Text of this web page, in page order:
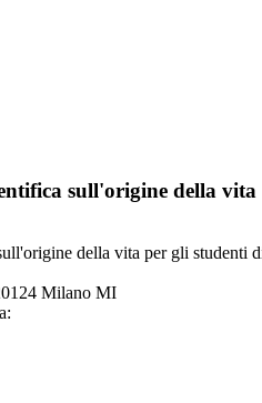
sull'origine della vita
della vita per gli studenti
Milano MI